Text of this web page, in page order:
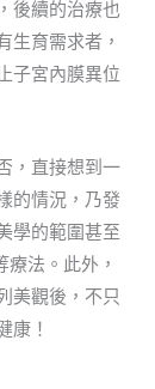
後續的治療也
生育需求者，
子宮內膜異位
，直接想到一
的情況，乃發
學的範圍甚至
法。此外，
美觀後，不只
康！